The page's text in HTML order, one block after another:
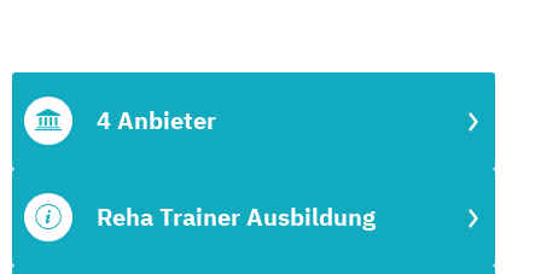
Reha Trainer Ausbildung
4 Anbieter